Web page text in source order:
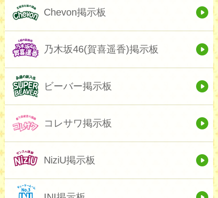
Chevon掲示板
乃木坂46(賀喜遥香)掲示板
ビーバー掲示板
コレサワ掲示板
NiziU掲示板